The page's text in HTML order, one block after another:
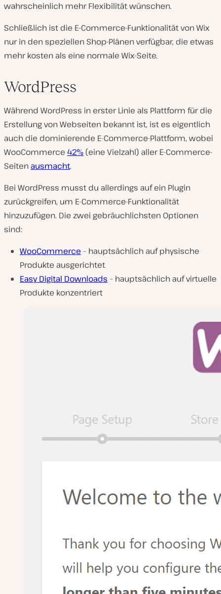
wahrscheinlich mehr Flexibilität wünschen.
Schließlich ist die E-Commerce-Funktionalität von Wix
nur in den speziellen Shop-Plänen verfügbar, die etwas
mehr kosten als eine normale Wix-Seite.
WordPress
Während WordPress in erster Linie als Plattform für die
Erstellung von Webseiten bekannt ist, ist es eigentlich
auch die dominierende E-Commerce-Plattform, wobei
WooCommerce 42% (eine Vielzahl) aller E-Commerce-
Seiten ausmacht.
Bei WordPress musst du allerdings auf ein Plugin
zurückgreifen, um E-Commerce-Funktionalität
hinzuzufügen. Die zwei gebräuchlichsten Optionen
sind:
WooCommerce – hauptsächlich auf physische
Produkte ausgerichtet
Easy Digital Downloads – hauptsächlich auf virtuelle
Produkte konzentriert